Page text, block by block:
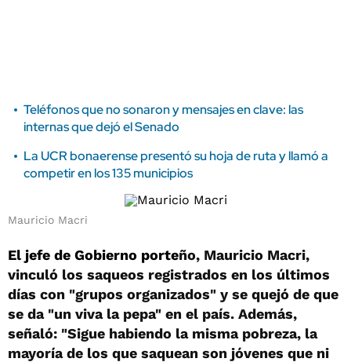
Teléfonos que no sonaron y mensajes en clave: las
internas que dejó el Senado
La UCR bonaerense presentó su hoja de ruta y llamó a
competir en los 135 municipios
Mauricio Macri
El jefe de Gobierno porteño, Mauricio Macri,
vinculó los saqueos registrados en los últimos
días con "grupos organizados" y se quejó de que
se da "un viva la pepa" en el país. Además,
señaló: "Sigue habiendo la misma pobreza, la
mayoría de los que saquean son jóvenes que ni